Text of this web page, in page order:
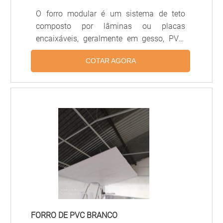
O forro modular é um sistema de teto
composto por lâminas ou placas
encaixáveis, geralmente em gesso, PVC,
alumínio ou fibra mineral, projetado para
facilitar a instalação, manutenção e
Proporciona acústica controlada,
sistemas de iluminação e climatização,
sendo amplamente usado em escritórios,
hospitais, lojas e ambientes comerciais.
COTAR AGORA
FORRO DE PVC BRANCO